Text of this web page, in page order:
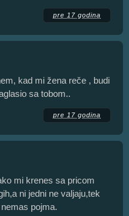
pre 17 godina
kad mi žena reče , budi
sa tobom..
pre 17 godina
mi krenes sa pricom
ni jedni ne valjaju,tek
pojma.